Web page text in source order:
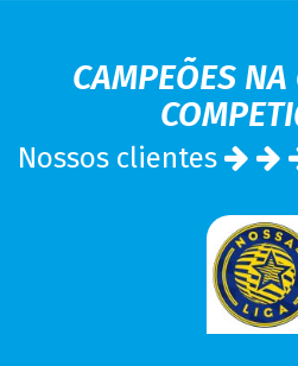
CAMPEÕES NA
Nossos clientes